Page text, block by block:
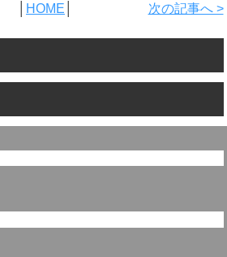
HOME 次の記事へ >